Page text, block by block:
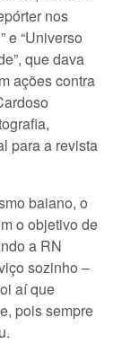
nos
e “Universo
que dava
ações contra
para a revista
baiano, o
o objetivo de
a RN
sozinho –
aí que
pois sempre